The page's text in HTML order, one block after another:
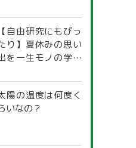
【自由研究にもぴっ
り】夏休みの思い
を一生モノの学び
究ガイド
陽の温度は何度く
いなの？